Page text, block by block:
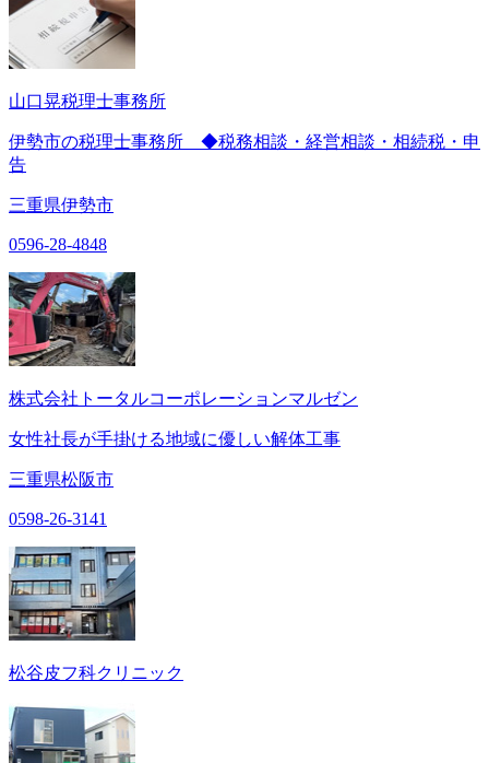
山口晃税理士事務所
伊勢市の税理士事務所 ◆税務相談・経営相談・相続税・申
告
三重県伊勢市
0596-28-4848
株式会社トータルコーポレーションマルゼン
女性社長が手掛ける地域に優しい解体工事
三重県松阪市
0598-26-3141
松谷皮フ科クリニック